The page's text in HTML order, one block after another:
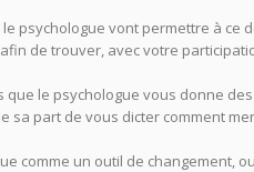
psychologue vont permettre à
de trouver, avec votre
que le psychologue vous donne
sa part de vous dicter comment
comme un outil de changement,